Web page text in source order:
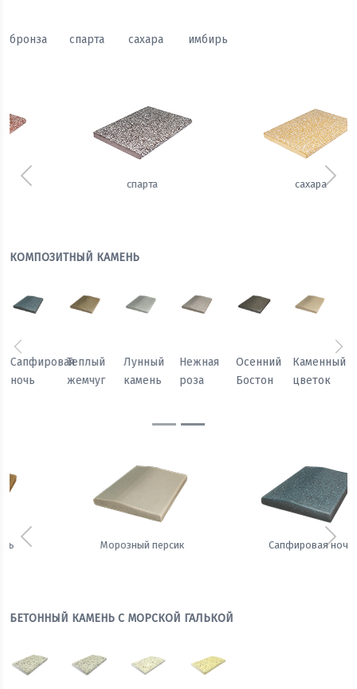
бронза спарта сахара имбирь
Предыдущий
КОМПОЗИТНЫЙ КАМЕНЬ
Осенний
Бостон
Каменный
цветок
Песчаный
камень
Морозный
персик
Сапфировая
ночь
Теплый
жемчуг
Предыдущий
Сапфировая ночь Теплый жемчуг
Предыдущий
БЕТОННЫЙ КАМЕНЬ С МОРСКОЙ ГАЛЬКОЙ